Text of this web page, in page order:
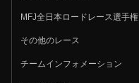
MFJ全日本ロードレース選手権
その他のレース
チームインフォメーション